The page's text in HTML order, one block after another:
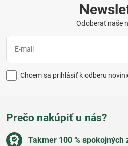
Odoberať naše
Chcem sa prihlásiť k odberu
Prečo nakúpiť u nás?
Takmer 100 % spokojných